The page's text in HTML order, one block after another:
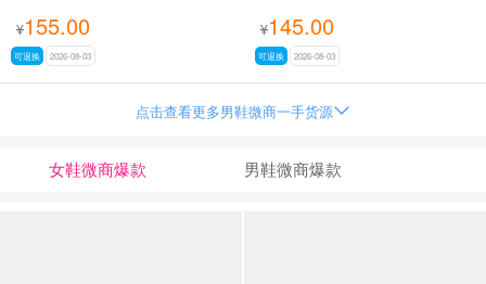
¥155.00
可退换 2026-08-03
¥145.00
可退换 2026-08-03
点击查看更多男鞋微商一手货源
女鞋微商爆款 男鞋微商爆款